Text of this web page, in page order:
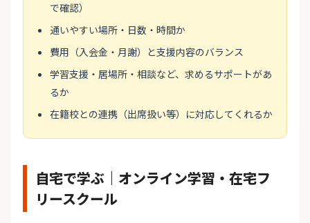
で確認）
通いやすい場所・日数・時間か
費用（入会金・月謝）と支援内容のバランス
学習支援・居場所・相談など、求めるサポートがあ
るか
在籍校との連携（出席扱い等）に対応してくれるか
自宅で学ぶ｜オンライン学習・在宅フ
リースクール